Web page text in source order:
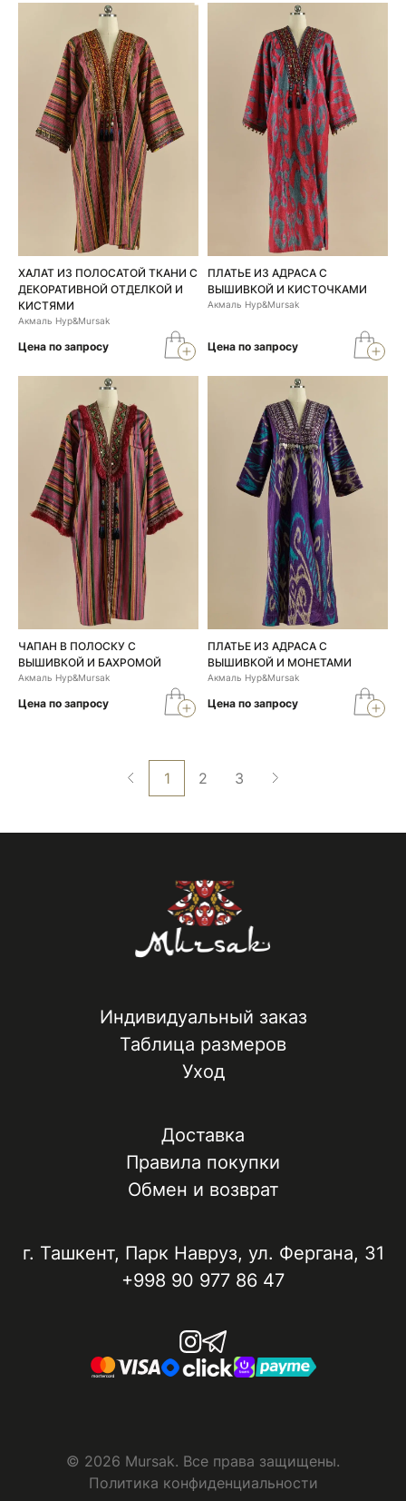
ХАЛАТ ИЗ ПОЛОСАТОЙ ТКАНИ С
ДЕКОРАТИВНОЙ ОТДЕЛКОЙ И
КИСТЯМИ
Акмаль Нур&Mursak
Цена по запросу
ПЛАТЬЕ ИЗ АДРАСА С
ВЫШИВКОЙ И КИСТОЧКАМИ
Акмаль Нур&Mursak
Цена по запросу
ЧАПАН В ПОЛОСКУ С
ВЫШИВКОЙ И БАХРОМОЙ
Акмаль Нур&Mursak
Цена по запросу
ПЛАТЬЕ ИЗ АДРАСА С
ВЫШИВКОЙ И МОНЕТАМИ
Акмаль Нур&Mursak
Цена по запросу
1 2 3
Индивидуальный заказ
Таблица размеров
Уход
Доставка
Правила покупки
Обмен и возврат
г. Ташкент, ​Парк Навруз​, ул. Фергана, 31
+998 90 977 86 47
© 2026 Mursak. Все права защищены.
Политика конфиденциальности